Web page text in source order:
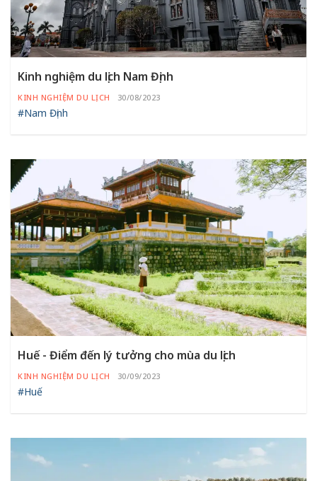
Kinh nghiệm du lịch Nam Định
KINH NGHIỆM DU LỊCH 30/08/2023
#Nam Định
Huế - Điểm đến lý tưởng cho mùa du lịch
KINH NGHIỆM DU LỊCH 30/09/2023
#Huế